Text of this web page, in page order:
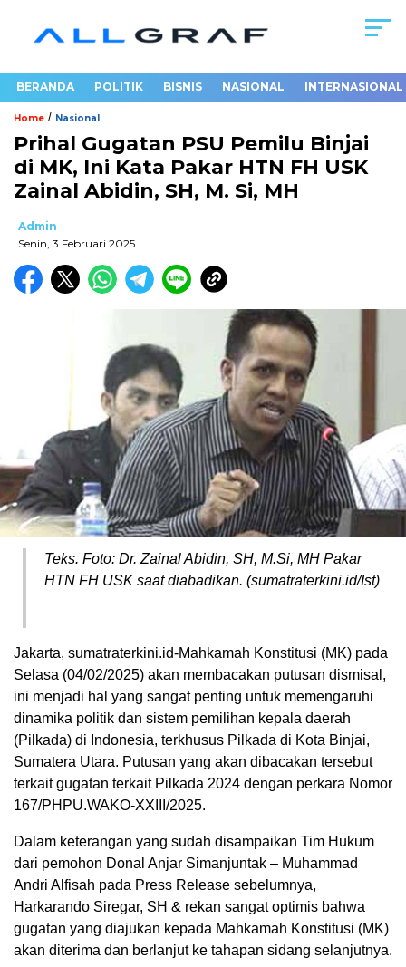
BERANDA POLITIK BISNIS NASIONAL INTERNASIONAL
Home / Nasional
Prihal Gugatan PSU Pemilu Binjai
di MK, Ini Kata Pakar HTN FH USK
Zainal Abidin, SH, M. Si, MH
Admin
Senin, 3 Februari 2025
Teks. Foto: Dr. Zainal Abidin, SH, M.Si, MH Pakar
HTN FH USK saat diabadikan. (sumatraterkini.id/Ist)
Jakarta, sumatraterkini.id-Mahkamah Konstitusi (MK) pada
Selasa (04/02/2025) akan membacakan putusan dismisal,
ini menjadi hal yang sangat penting untuk memengaruhi
dinamika politik dan sistem pemilihan kepala daerah
(Pilkada) di Indonesia, terkhusus Pilkada di Kota Binjai,
Sumatera Utara. Putusan yang akan dibacakan tersebut
terkait gugatan terkait Pilkada 2024 dengan perkara Nomor
167/PHPU.WAKO-XXIII/2025.
Dalam keterangan yang sudah disampaikan Tim Hukum
dari pemohon Donal Anjar Simanjuntak – Muhammad
Andri Alfisah pada Press Release sebelumnya,
Harkarando Siregar, SH & rekan sangat optimis bahwa
gugatan yang diajukan kepada Mahkamah Konstitusi (MK)
akan diterima dan berlanjut ke tahapan sidang selanjutnya.